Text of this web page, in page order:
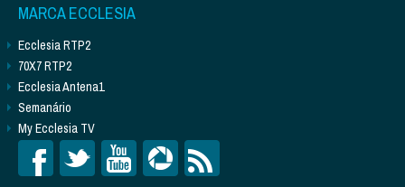
MARCA ECCLESIA
Ecclesia RTP2
70X7 RTP2
Ecclesia Antena1
Semanário
My Ecclesia TV